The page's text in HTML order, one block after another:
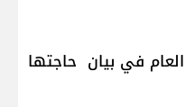
العام في بيان حاجتها